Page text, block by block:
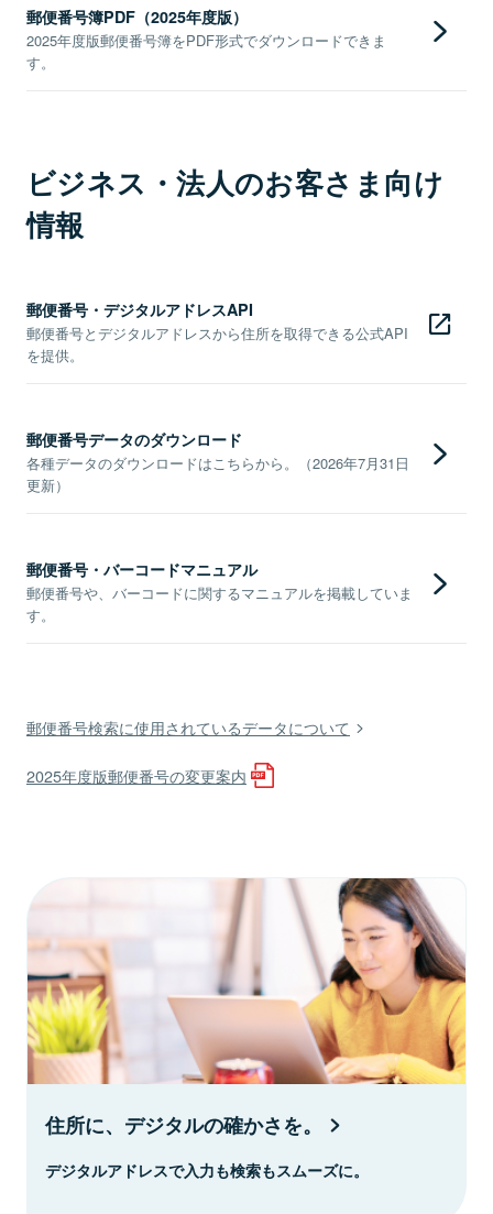
郵便番号簿PDF（2025年度版）
2025年度版郵便番号簿をPDF形式でダウンロードできま
す。
ビジネス・法人のお客さま向け
情報
郵便番号・デジタルアドレスAPI
郵便番号とデジタルアドレスから住所を取得できる公式API
を提供。
郵便番号データのダウンロード
各種データのダウンロードはこちらから。（2026年7月31日
更新）
郵便番号・バーコードマニュアル
郵便番号や、バーコードに関するマニュアルを掲載していま
す。
郵便番号検索に使用されているデータについて
2025年度版郵便番号の変更案内
住所に、デジタルの確かさを。
デジタルアドレスで入力も検索もスムーズに。